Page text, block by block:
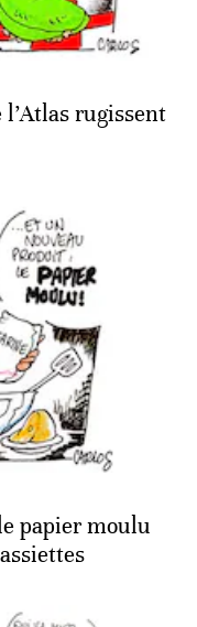
l’Atlas rugissent
papier moulu